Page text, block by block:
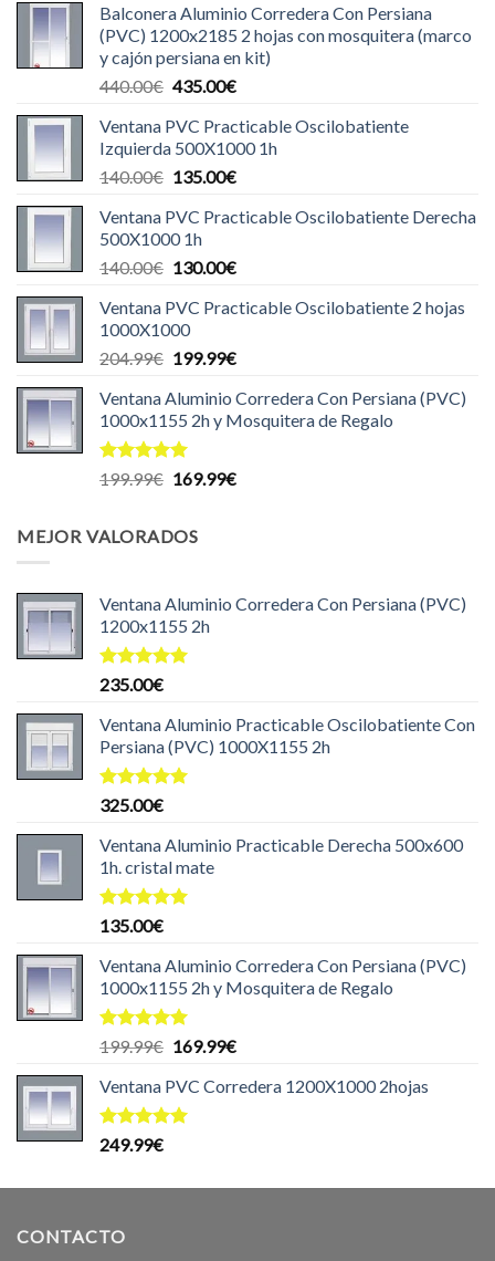
Balconera Aluminio Corredera Con Persiana
(PVC) 1200x2185 2 hojas con mosquitera (marco
y cajón persiana en kit)
440.00€ El
original
era:
440.00€.
435.00€El
actual
es:
435.00€.
Ventana PVC Practicable Oscilobatiente
Izquierda 500X1000 1h
140.00€ El
original
era:
140.00€.
135.00€El
actual
135.00€.
Ventana PVC Practicable Oscilobatiente Derecha
500X1000 1h
140.00€ El
original
era:
140.00€.
130.00€El
actual
130.00€.
Ventana PVC Practicable Oscilobatiente 2 hojas
1000X1000
204.99€ El
original
era:
204.99€.
199.99€El
actual
es:
Ventana Aluminio Corredera Con Persiana (PVC)
1000x1155 2h y Mosquitera de Regalo
Valorado
199.99€ El
era:
169.99€El
MEJOR VALORADOS
Ventana Aluminio Corredera Con Persiana (PVC)
1200x1155 2h
Valorado
de 5
235.00€
Ventana Aluminio Practicable Oscilobatiente Con
Persiana (PVC) 1000X1155 2h
Valorado
de 5
325.00€
Ventana Aluminio Practicable Derecha 500x600
1h. cristal mate
Valorado
de 5
135.00€
Ventana Aluminio Corredera Con Persiana (PVC)
1000x1155 2h y Mosquitera de Regalo
Valorado
de 5
199.99€ El
original
era:
169.99€El
actual
Ventana PVC Corredera 1200X1000 2hojas
Valorado
249.99€
CONTACTO